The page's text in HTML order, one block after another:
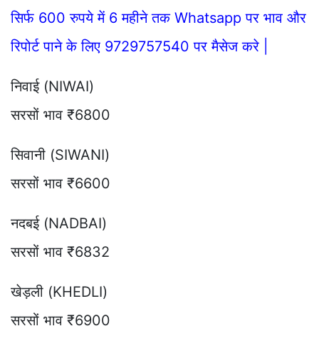
सिर्फ 600 रुपये में 6 महीने तक Whatsapp पर भाव और
रिपोर्ट पाने के लिए 9729757540 पर मैसेज करे |
निवाई (NIWAI)
सरसों भाव ₹6800
सिवानी (SIWANI)
सरसों भाव ₹6600
नदबई (NADBAI)
सरसों भाव ₹6832
खेड़ली (KHEDLI)
सरसों भाव ₹6900